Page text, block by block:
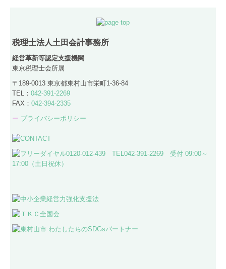
税理士法人土田会計事務所
経営革新等認定支援機関
東京税理士会所属
〒189-0013 東京都東村山市栄町1-36-84
TEL：042-391-2269
FAX：042-394-2335
ー プライバシーポリシー